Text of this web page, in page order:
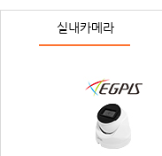
실내카메라